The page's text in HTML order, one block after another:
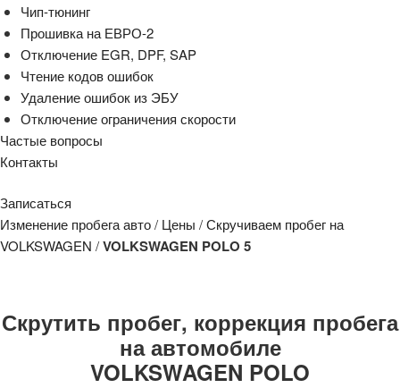
Чип-тюнинг
Прошивка на ЕВРО-2
Отключение EGR, DPF, SAP
Чтение кодов ошибок
Удаление ошибок из ЭБУ
Отключение ограничения скорости
Частые вопросы
Контакты
Записаться
Изменение пробега авто/ Цены /Скручиваем пробег на
VOLKSWAGEN /VOLKSWAGEN POLO 5
Скрутить пробег, коррекция пробега
на автомобиле
VOLKSWAGEN POLO